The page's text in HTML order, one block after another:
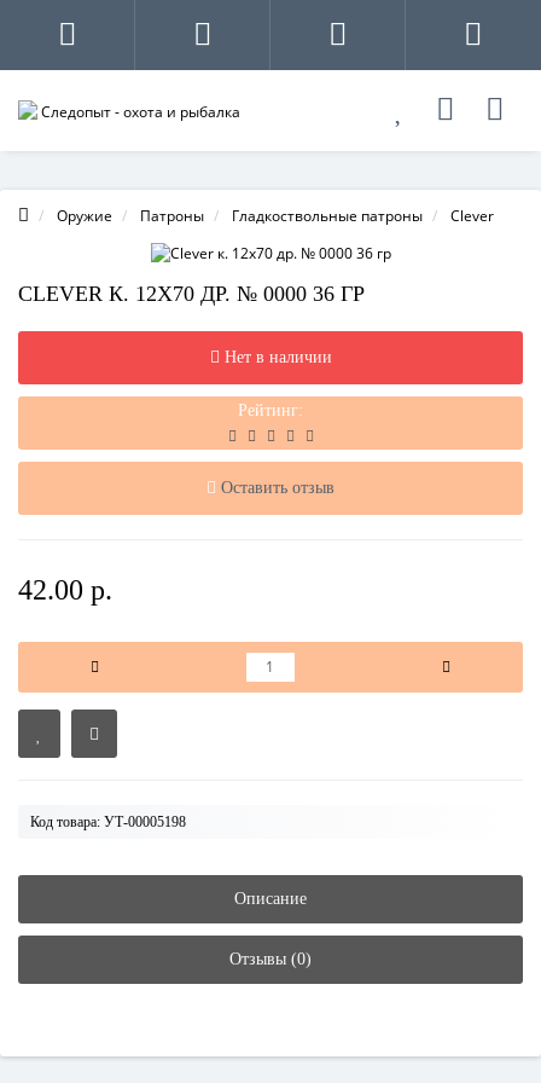
Оружие Патроны Гладкоствольные патроны Clever
CLEVER К. 12Х70 ДР. № 0000 36 ГР
Нет в наличии
Рейтинг:
Оставить отзыв
42.00 р.
Код товара: УТ-00005198
Описание
Отзывы (0)